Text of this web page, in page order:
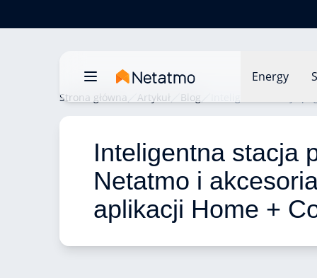
Energy
Strona główna Artykuł Blog
Inteligentna stacja
Netatmo i
aplikacji Home +